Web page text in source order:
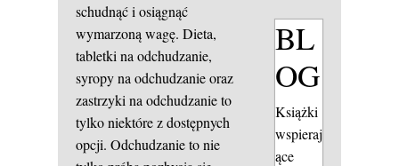
schudnąć i osiągnąć
wymarzoną wagę. Dieta,
tabletki na odchudzanie,
syropy na odchudzanie oraz
zastrzyki na odchudzanie to
tylko niektóre z dostępnych
opcji. Odchudzanie to nie
BL
OG
Książki
wspieraj
ące